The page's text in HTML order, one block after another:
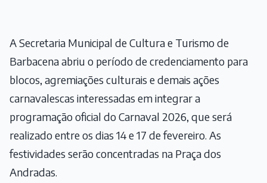
A Secretaria Municipal de Cultura e Turismo de
Barbacena abriu o período de credenciamento para
blocos, agremiações culturais e demais ações
carnavalescas interessadas em integrar a
programação oficial do Carnaval 2026, que será
realizado entre os dias 14 e 17 de fevereiro. As
festividades serão concentradas na Praça dos
Andradas.